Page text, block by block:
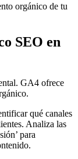
orgánico de tu
SEO en
GA4 ofrece
qué canales
Analiza las
para